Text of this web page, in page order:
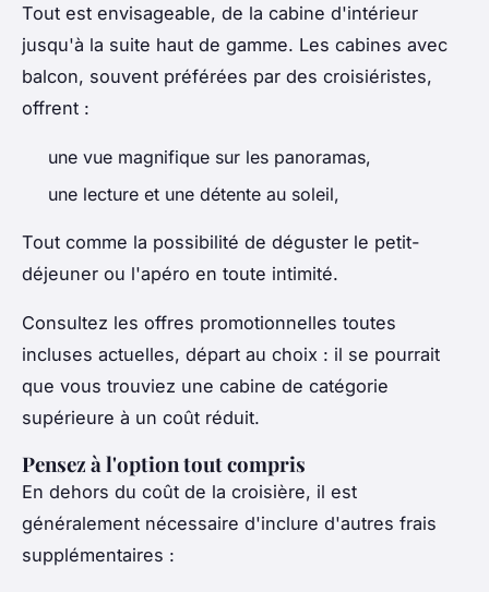
Tout est envisageable, de la cabine d'intérieur
jusqu'à la suite haut de gamme. Les cabines avec
balcon, souvent préférées par des croisiéristes,
offrent :
une vue magnifique sur les panoramas,
une lecture et une détente au soleil,
Tout comme la possibilité de déguster le petit-
déjeuner ou l'apéro en toute intimité.
Consultez les offres promotionnelles toutes
incluses actuelles, départ au choix : il se pourrait
que vous trouviez une cabine de catégorie
supérieure à un coût réduit.
Pensez à l'option tout compris
En dehors du coût de la croisière, il est
généralement nécessaire d'inclure d'autres frais
supplémentaires :